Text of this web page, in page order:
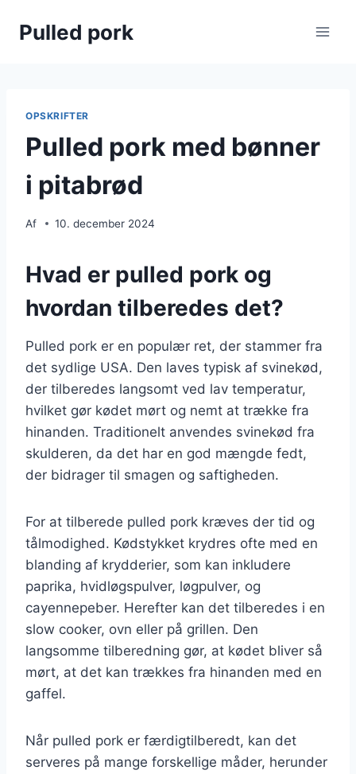
Pulled pork
OPSKRIFTER
Pulled pork med bønner
i pitabrød
Af 10. december 2024
Hvad er pulled pork og
hvordan tilberedes det?
Pulled pork er en populær ret, der stammer fra
det sydlige USA. Den laves typisk af svinekød,
der tilberedes langsomt ved lav temperatur,
hvilket gør kødet mørt og nemt at trække fra
hinanden. Traditionelt anvendes svinekød fra
skulderen, da det har en god mængde fedt,
der bidrager til smagen og saftigheden.
For at tilberede pulled pork kræves der tid og
tålmodighed. Kødstykket krydres ofte med en
blanding af krydderier, som kan inkludere
paprika, hvidløgspulver, løgpulver, og
cayennepeber. Herefter kan det tilberedes i en
slow cooker, ovn eller på grillen. Den
langsomme tilberedning gør, at kødet bliver så
mørt, at det kan trækkes fra hinanden med en
gaffel.
Når pulled pork er færdigtilberedt, kan det
serveres på mange forskellige måder, herunder